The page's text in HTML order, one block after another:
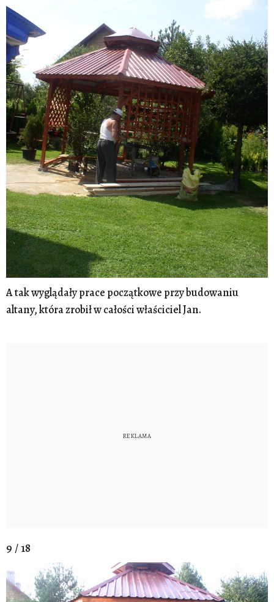
A tak wyglądały prace początkowe przy budowaniu
altany, która zrobił w całości właściciel Jan.
9 / 18